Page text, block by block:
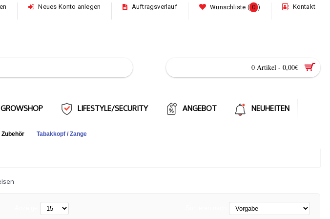
Neues Konto anlegen Auftragsverlauf Wunschliste ( 0 ) Kontakt
0 Artikel - 0,00€
GROWSHOP LIFESTYLE/SECURITY ANGEBOT NEUHEITEN
Tabakkopf / Zange